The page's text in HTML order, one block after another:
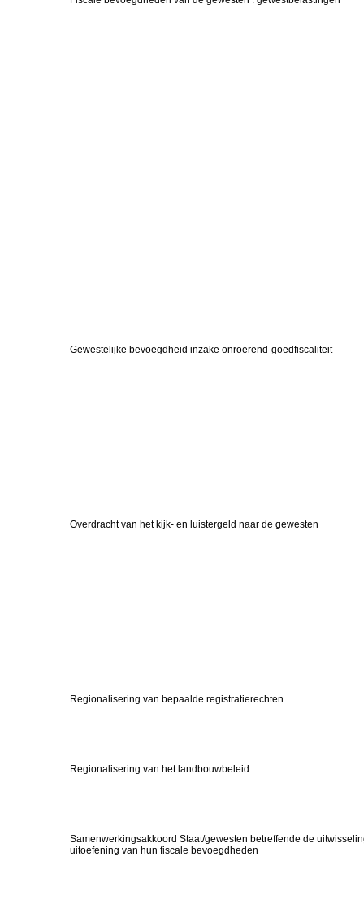
Gewestelijke bevoegdheid inzake onroerend-goedfiscaliteit
Overdracht van het kijk- en luistergeld naar de gewesten
Regionalisering van bepaalde registratierechten
Regionalisering van het landbouwbeleid
Samenwerkingsakkoord Staat/gewesten betreffende de
uitoefening van hun fiscale bevoegdheden